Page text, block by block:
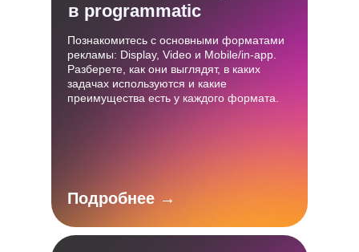
Познакомитесь с основными форматами
рекламы: Display, Video и Mobile/in-app.
Разберете, как они выглядят, в каких
задачах используются и какие
преимущества есть у каждого формата.
в programmatic
Подробнее →